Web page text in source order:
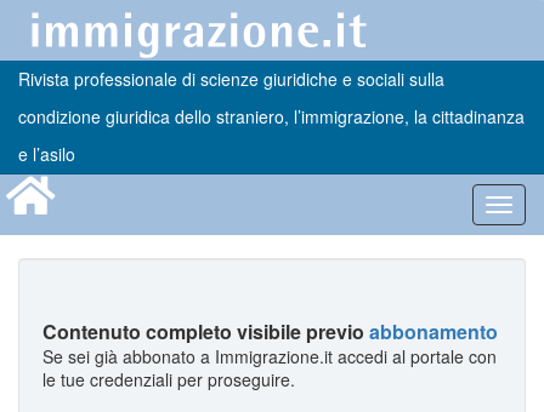
Rivista professionale di scienze giuridiche e sociali sulla
condizione giuridica dello straniero, l’immigrazione, la cittadinanza
e l’asilo
Contenuto completo visibile previo abbonamento
Se sei già abbonato a Immigrazione.it accedi al portale con
le tue credenziali per proseguire.